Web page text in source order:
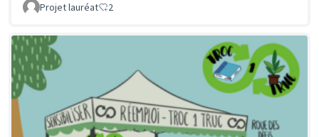
Projet lauréat 2